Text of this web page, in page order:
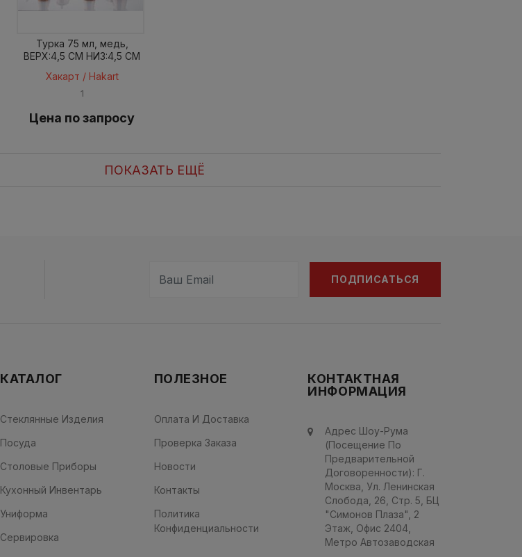
Турка 75 мл, медь,
ВЕРХ:4,5 CM НИЗ:4,5 CM
Хакарт / Hakart
1
Цена по запросу
ПОКАЗАТЬ ЕЩЁ
ПОДПИСАТЬСЯ
КАТАЛОГ
Стеклянные Изделия
Посуда
Столовые Приборы
Кухонный Инвентарь
Униформа
Сервировка
ПОЛЕЗНОЕ
Оплата И Доставка
Проверка Заказа
Новости
Контакты
Политика
Конфиденциальности
КОНТАКТНАЯ
ИНФОРМАЦИЯ
Адрес Шоу-Рума
(посещение По
Предварительной
Договоренности): Г.
Mocква, Ул. Ленинская
Слобода, 26, Стр. 5, БЦ
"Симонов Плаза", 2
Этаж, Офис 2404,
Метро Автозаводская